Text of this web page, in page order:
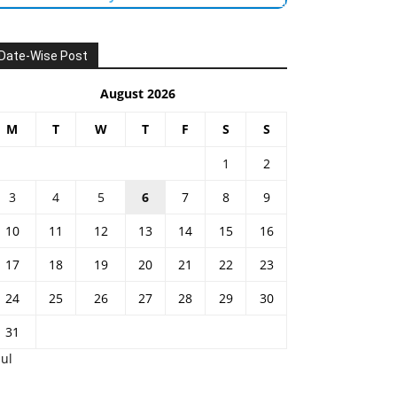
Wise Post
August 2026
M T W T F S S
1
2
3
4 5 6 7 8
9
10
11 12 13 14 15
16
17
18 19 20 21 22
23
24
25 26 27 28 29
30
31